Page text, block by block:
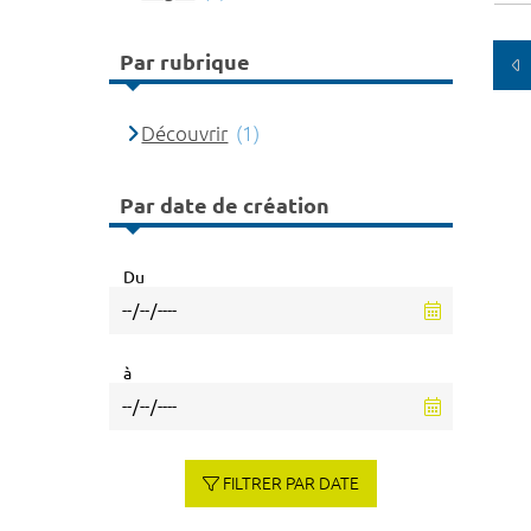
Par rubrique
Découvrir (1)
Par date de création
Du
à
FILTRER PAR DATE